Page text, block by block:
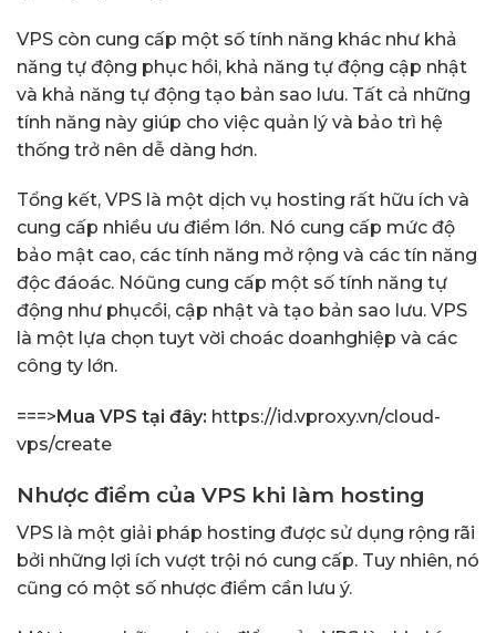
VPS còn cung cấp một số tính năng khác như khả
năng tự động phục hồi, khả năng tự động cập nhật
và khả năng tự động tạo bản sao lưu. Tất cả những
tính năng này giúp cho việc quản lý và bảo trì hệ
thống trở nên dễ dàng hơn.
Tổng kết, VPS là một dịch vụ hosting rất hữu ích và
cung cấp nhiều ưu điểm lớn. Nó cung cấp mức độ
bảo mật cao, các tính năng mở rộng và các tín năng
độc đáoác. Nóũng cung cấp một số tính năng tự
động như phụcồi, cập nhật và tạo bản sao lưu. VPS
là một lựa chọn tuyt vời choác doanhghiệp và các
công ty lớn.
===> Mua VPS tại đây: https://id.vproxy.vn/cloud-
vps/create
Nhược điểm của VPS khi làm hosting
VPS là một giải pháp hosting được sử dụng rộng rãi
bởi những lợi ích vượt trội nó cung cấp. Tuy nhiên, nó
cũng có một số nhược điểm cần lưu ý.